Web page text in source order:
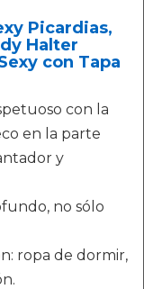
Picardias,
Halter
con Tapa
con la
en la parte
y
no sólo
ropa de dormir,